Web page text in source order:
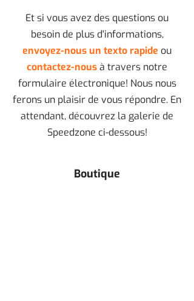
Et si vous avez des questions ou
besoin de plus d'informations,
envoyez-nous un texto rapide ou
contactez-nousà travers notre
formulaire électronique! Nous nous
ferons un plaisir de vous répondre. En
attendant, découvrez la galerie de
Speedzone ci-dessous!
Boutique